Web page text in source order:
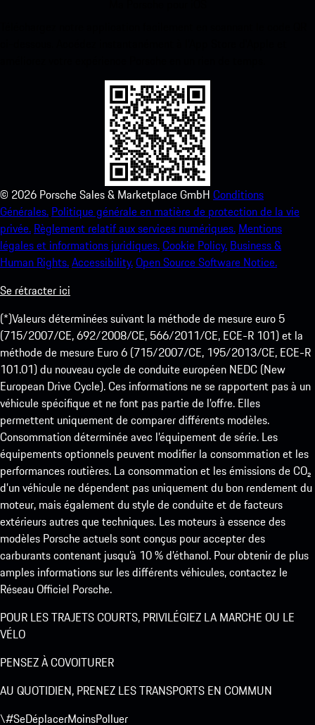
© 2026 Porsche Sales & Marketplace GmbH Conditions
Générales. Politique générale en matière de protection de la vie
privée. Règlement relatif aux services numériques. Mentions
légales et informations juridiques.Cookie Policy. Business &
Human Rights.Accessibility.Open Source Software Notice.
Se rétracter ici
(*)Valeurs déterminées suivant la méthode de mesure euro 5
(715/2007/CE, 692/2008/CE, 566/2011/CE, ECE-R 101) et la
méthode de mesure Euro 6 (715/2007/CE, 195/2013/CE, ECE-R
101.01) du nouveau cycle de conduite européen NEDC (New
European Drive Cycle). Ces informations ne se rapportent pas à un
véhicule spécifique et ne font pas partie de l’offre. Elles
permettent uniquement de comparer différents modèles.
Consommation déterminée avec l’équipement de série. Les
équipements optionnels peuvent modifier la consommation et les
performances routières. La consommation et les émissions de CO₂
d’un véhicule ne dépendent pas uniquement du bon rendement du
moteur, mais également du style de conduite et de facteurs
extérieurs autres que techniques. Les moteurs à essence des
modèles Porsche actuels sont conçus pour accepter des
carburants contenant jusqu’à 10 % d’éthanol. Pour obtenir de plus
amples informations sur les différents véhicules, contactez le
Réseau Officiel Porsche.
POUR LES TRAJETS COURTS, PRIVILÉGIEZ LA MARCHE OU LE
VÉLO
PENSEZ À COVOITURER
AU QUOTIDIEN, PRENEZ LES TRANSPORTS EN COMMUN
\#SeDéplacerMoinsPolluer